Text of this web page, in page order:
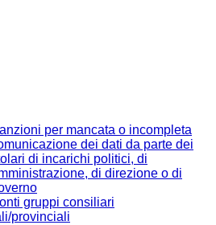
per mancata o incompleta
dei dati da parte dei
di incarichi politici, di
di direzione o di
gruppi consiliari
provinciali